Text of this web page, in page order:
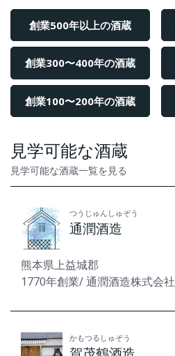
創業500年以上の酒蔵
創業300〜400年の酒蔵
創業100〜200年の酒蔵
見学可能な酒蔵
見学可能な酒蔵一覧を見る
つうじゅんしゅぞう
通潤酒造
熊本県上益城郡
1770年創業/ 通潤酒造株式会社
かもつるしゅぞう